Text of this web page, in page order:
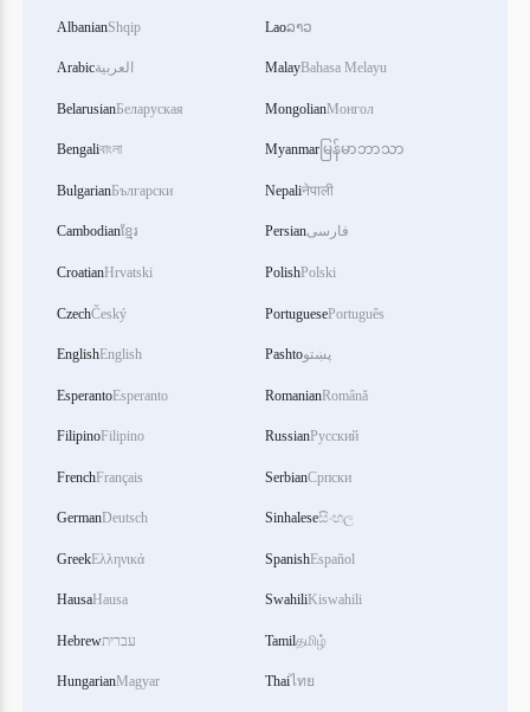
AlbanianShqip
Arabicالعربية
BelarusianБеларуская
Bengaliবাংলা
BulgarianБългарски
Cambodianខ្មែរ
CroatianHrvatski
CzechČeský
EnglishEnglish
EsperantoEsperanto
FilipinoFilipino
FrenchFrançais
GermanDeutsch
GreekΕλληνικά
HausaHausa
Hebrewעברית
HungarianMagyar
Laoລາວ
MalayBahasa Melayu
MongolianМонгол
Myanmar မြန်မာဘာသာ
Nepaliनेपाली
Persianفارسی
PolishPolski
PortuguesePortuguês
Pashtoپښتو
RomanianRomână
RussianРусский
SerbianСрпски
Sinhaleseසිංහල
SpanishEspañol
SwahiliKiswahili
Tamilதமிழ்
Thaiไทย